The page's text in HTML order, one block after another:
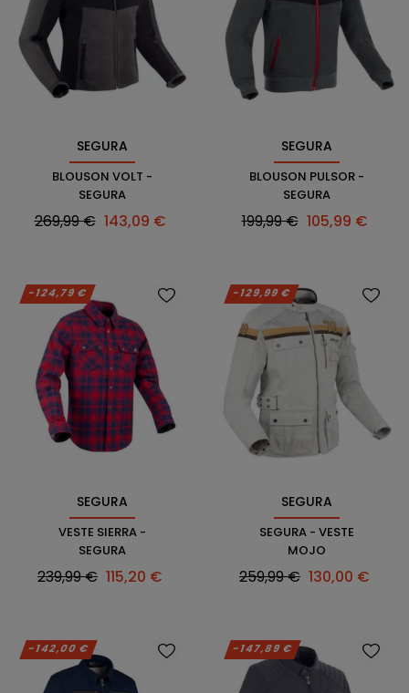
SEGURA
BLOUSON VOLT -
SEGURA
Prix
269,99 € Prix
143,09 €
SEGURA
BLOUSON PULSOR -
SEGURA
Prix
199,99 € Prix
105,99 €
-124,79 €
SEGURA
VESTE SIERRA -
SEGURA
Prix
239,99 € Prix
115,20 €
-129,99 €
SEGURA
SEGURA - VESTE
MOJO
Prix
259,99 € Prix
130,00 €
-142,00 € -147,89 €